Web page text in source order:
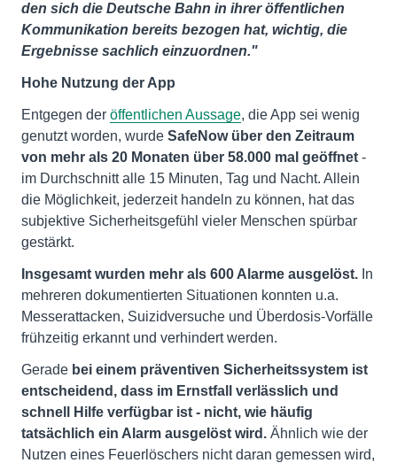
den sich die Deutsche Bahn in ihrer öffentlichen
Kommunikation bereits bezogen hat, wichtig, die
Ergebnisse sachlich einzuordnen."
Hohe Nutzung der App
Entgegen der öffentlichen Aussage, die App sei wenig
genutzt worden, wurde SafeNow über den Zeitraum
von mehr als 20 Monaten über 58.000 mal geöffnet -
im Durchschnitt alle 15 Minuten, Tag und Nacht. Allein
die Möglichkeit, jederzeit handeln zu können, hat das
subjektive Sicherheitsgefühl vieler Menschen spürbar
gestärkt.
Insgesamt wurden mehr als 600 Alarme ausgelöst. In
mehreren dokumentierten Situationen konnten u.a.
Messerattacken, Suizidversuche und Überdosis-Vorfälle
frühzeitig erkannt und verhindert werden.
Gerade bei einem präventiven Sicherheitssystem ist
entscheidend, dass im Ernstfall verlässlich und
schnell Hilfe verfügbar ist - nicht, wie häufig
tatsächlich ein Alarm ausgelöst wird. Ähnlich wie der
Nutzen eines Feuerlöschers nicht daran gemessen wird,